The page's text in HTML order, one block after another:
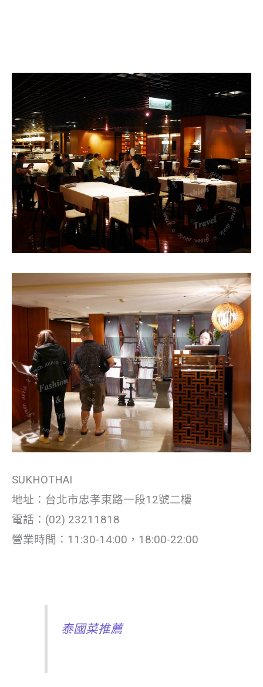
SUKHOTHAI
地址：台北市忠孝東路一段12號二樓
電話：(02) 23211818
營業時間：11:30-14:00，18:00-22:00
泰國菜推薦